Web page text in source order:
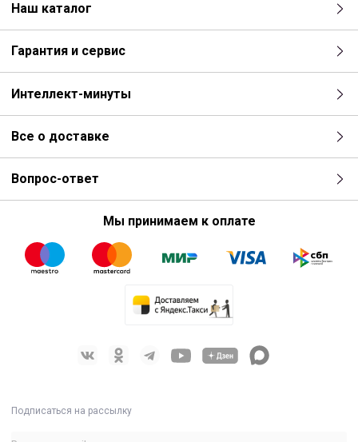
Наш каталог
Гарантия и сервис
Интеллект-минуты
Все о доставке
Вопрос-ответ
Мы принимаем к оплате
Подписаться на рассылку